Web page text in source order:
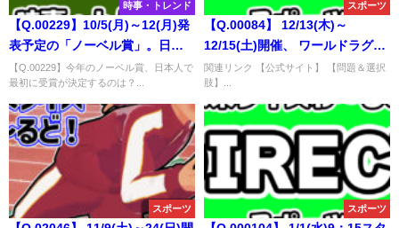
時事・トレンド
【Q.00229】10/5(月)～12(月)発
表予定の「ノーベル賞」。日本
人で最初に受賞が決定するの
は？
【Q.00229】今年のノーベル賞、日本人で
最初に受賞が決定するのは？...
スポーツ
【Q.00084】 12/13(木)～
12/15(土)開催、 ワールドラグビ
ーセブンズシリーズ。 男子第2戦
ケープタウンの優勝国は？
関連リンク 【公式サイト】 【問題＆選択
肢】...
スポーツ スポーツ